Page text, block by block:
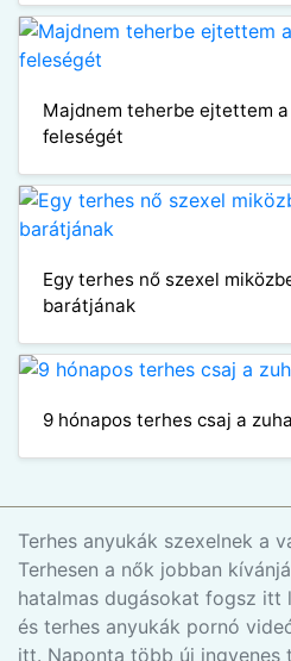
Majdnem teherbe ejtettem
feleségét
Egy terhes nő szexel
barátjának
9 hónapos terhes csaj a
Terhes anyukák szexelnek a
Terhesen a nők jobban
hatalmas dugásokat fogsz itt
és terhes anyukák pornó
itt. Naponta több új ingyenes